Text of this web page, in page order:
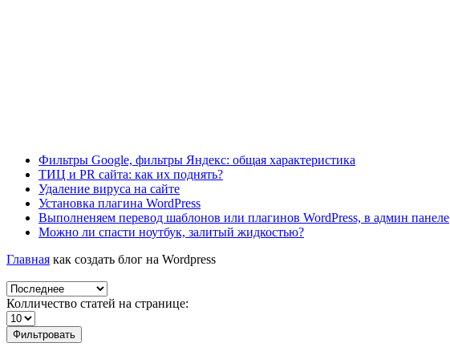
Фильтры Google, фильтры Яндекс: общая характеристика
ТИЦ и PR сайта: как их поднять?
Удаление вируса на сайте
Установка плагина WordPress
Выполненяем перевод шаблонов или плагинов WordPress, в админ панеле
Можно ли спасти ноутбук, залитый жидкостью?
Главная как создать блог на Wordpress
Колличество статей на странице:
Фильтровать